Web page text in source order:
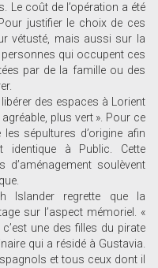
Le coût de l’opération a été
justifier le choix de ces
vétusté, mais aussi sur la
personnes qui occupent ces
par de la famille ou des
des espaces à Lorient
plus vert ». Pour ce
sépultures d’origine afin
identique à Public. Cette
soulèvent
Islander regrette que la
sur l’aspect mémoriel. «
une des filles du pirate
qui a résidé à Gustavia.
et tous ceux dont il